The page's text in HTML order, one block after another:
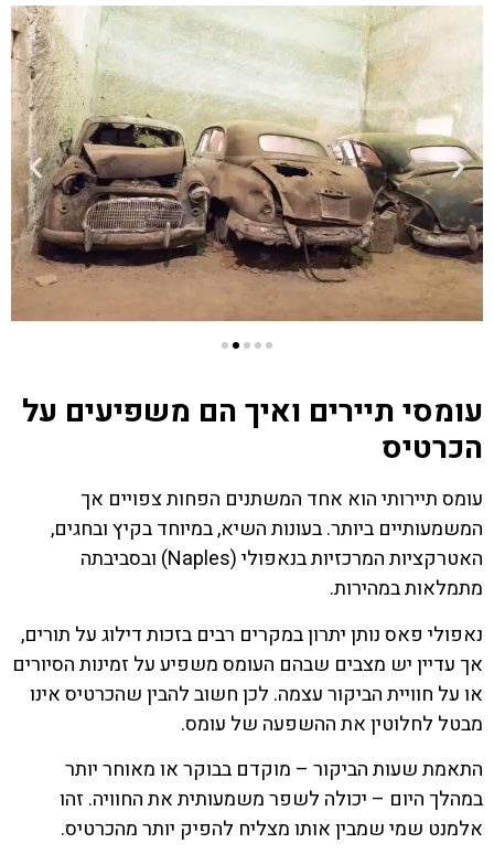
עומסי תיירים ואיך הם משפיעים על
הכרטיס
עומס תיירותי הוא אחד המשתנים הפחות צפויים אך
המשמעותיים ביותר. בעונות השיא, במיוחד בקיץ ובחגים,
האטרקציות המרכזיות בנאפולי (Naples) ובסביבתה
מתמלאות במהירות.
נאפולי פאס נותן יתרון במקרים רבים בזכות דילוג על תורים,
אך עדיין יש מצבים שבהם העומס משפיע על זמינות הסיורים
או על חוויית הביקור עצמה. לכן חשוב להבין שהכרטיס אינו
מבטל לחלוטין את ההשפעה של עומס.
התאמת שעות הביקור – מוקדם בבוקר או מאוחר יותר
במהלך היום – יכולה לשפר משמעותית את החוויה. זהו
אלמנט שמי שמבין אותו מצליח להפיק יותר מהכרטיס.